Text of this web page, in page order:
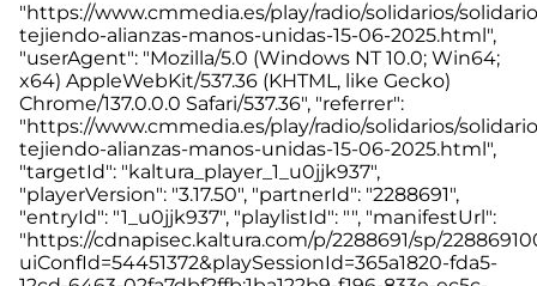
"https://www.cmmedia.es/play/radio/solidarios/
tejiendo-alianzas-manos-unidas-15-06-2025.html",
"userAgent": "Mozilla/5.0 (Windows NT 10.0; Win64;
x64) AppleWebKit/537.36 (KHTML, like Gecko)
Chrome/137.0.0.0 Safari/537.36", "referrer":
"https://www.cmmedia.es/play/radio/solidarios/
tejiendo-alianzas-manos-unidas-15-06-2025.html",
"targetId": "kaltura_player_1_u0jjk937",
"playerVersion": "3.17.50", "partnerId": "2288691",
"entryId": "1_u0jjk937", "playlistId": "", "manifestUrl":
"https://cdnapisec.kaltura.com/p/2288691/sp/
uiConfId=54451372&playSessionId=365a1820-fda5-